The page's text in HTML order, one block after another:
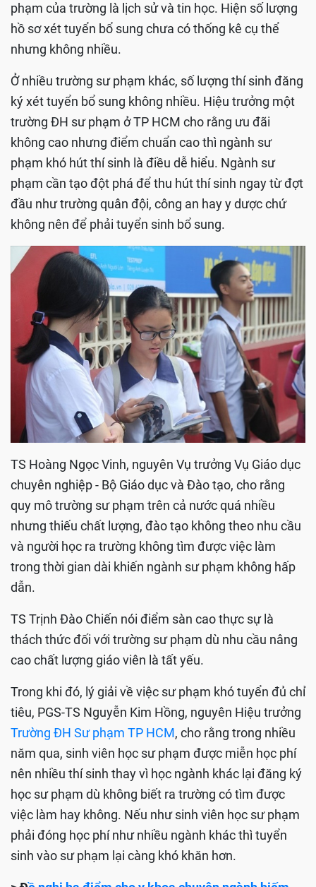
phạm của trường là lịch sử và tin học. Hiện số lượng
hồ sơ xét tuyển bổ sung chưa có thống kê cụ thể
nhưng không nhiều.
Ở nhiều trường sư phạm khác, số lượng thí sinh đăng
ký xét tuyển bổ sung không nhiều. Hiệu trưởng một
trường ĐH sư phạm ở TP HCM cho rằng ưu đãi
không cao nhưng điểm chuẩn cao thì ngành sư
phạm khó hút thí sinh là điều dễ hiểu. Ngành sư
phạm cần tạo đột phá để thu hút thí sinh ngay từ đợt
đầu như trường quân đội, công an hay y dược chứ
không nên để phải tuyển sinh bổ sung.
TS Hoàng Ngọc Vinh, nguyên Vụ trưởng Vụ Giáo dục
chuyên nghiệp - Bộ Giáo dục và Đào tạo, cho rằng
quy mô trường sư phạm trên cả nước quá nhiều
nhưng thiếu chất lượng, đào tạo không theo nhu cầu
và người học ra trường không tìm được việc làm
trong thời gian dài khiến ngành sư phạm không hấp
dẫn.
TS Trịnh Đào Chiến nói điểm sàn cao thực sự là
thách thức đối với trường sư phạm dù nhu cầu nâng
cao chất lượng giáo viên là tất yếu.
Trong khi đó, lý giải về việc sư phạm khó tuyển đủ chỉ
tiêu, PGS-TS Nguyễn Kim Hồng, nguyên Hiệu trưởng
Trường ĐH Sư phạm TP HCM, cho rằng trong nhiều
năm qua, sinh viên học sư phạm được miễn học phí
nên nhiều thí sinh thay vì học ngành khác lại đăng ký
học sư phạm dù không biết ra trường có tìm được
việc làm hay không. Nếu như sinh viên học sư phạm
phải đóng học phí như nhiều ngành khác thì tuyển
sinh vào sư phạm lại càng khó khăn hơn.